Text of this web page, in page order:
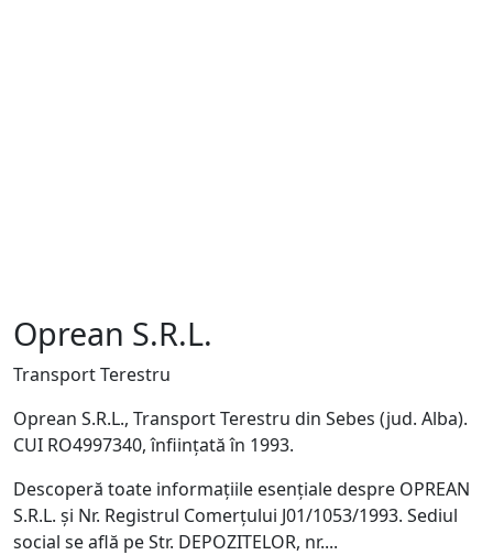
Oprean S.R.L.
Transport Terestru
Oprean S.R.L., Transport Terestru din Sebes (jud. Alba).
CUI RO4997340, înființată în 1993.
Descoperă toate informațiile esențiale despre OPREAN
S.R.L. și Nr. Registrul Comerțului J01/1053/1993. Sediul
social se află pe Str. DEPOZITELOR, nr....